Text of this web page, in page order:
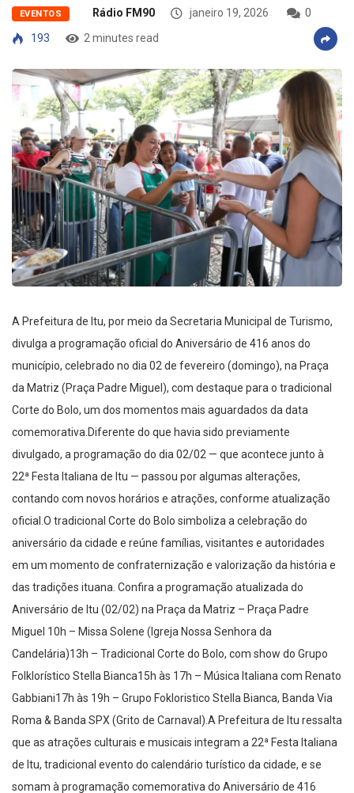
EVENTOS Rádio FM90 janeiro 19, 2026
0
193
2 minutes read
A Prefeitura de Itu, por meio da Secretaria Municipal de Turismo,
divulga a programação oficial do Aniversário de 416 anos do
município, celebrado no dia 02 de fevereiro (domingo), na Praça
da Matriz (Praça Padre Miguel), com destaque para o tradicional
Corte do Bolo, um dos momentos mais aguardados da data
comemorativa.Diferente do que havia sido previamente
divulgado, a programação do dia 02/02 — que acontece junto à
22ª Festa Italiana de Itu — passou por algumas alterações,
contando com novos horários e atrações, conforme atualização
oficial.O tradicional Corte do Bolo simboliza a celebração do
aniversário da cidade e reúne famílias, visitantes e autoridades
em um momento de confraternização e valorização da história e
das tradições ituana. Confira a programação atualizada do
Aniversário de Itu (02/02) na Praça da Matriz – Praça Padre
Miguel 10h – Missa Solene (Igreja Nossa Senhora da
Candelária)13h – Tradicional Corte do Bolo, com show do Grupo
Folklorístico Stella Bianca15h às 17h – Música Italiana com Renato
Gabbiani17h às 19h – Grupo Fokloristico Stella Bianca, Banda Via
Roma & Banda SPX (Grito de Carnaval).A Prefeitura de Itu ressalta
que as atrações culturais e musicais integram a 22ª Festa Italiana
de Itu, tradicional evento do calendário turístico da cidade, e se
somam à programação comemorativa do Aniversário de 416